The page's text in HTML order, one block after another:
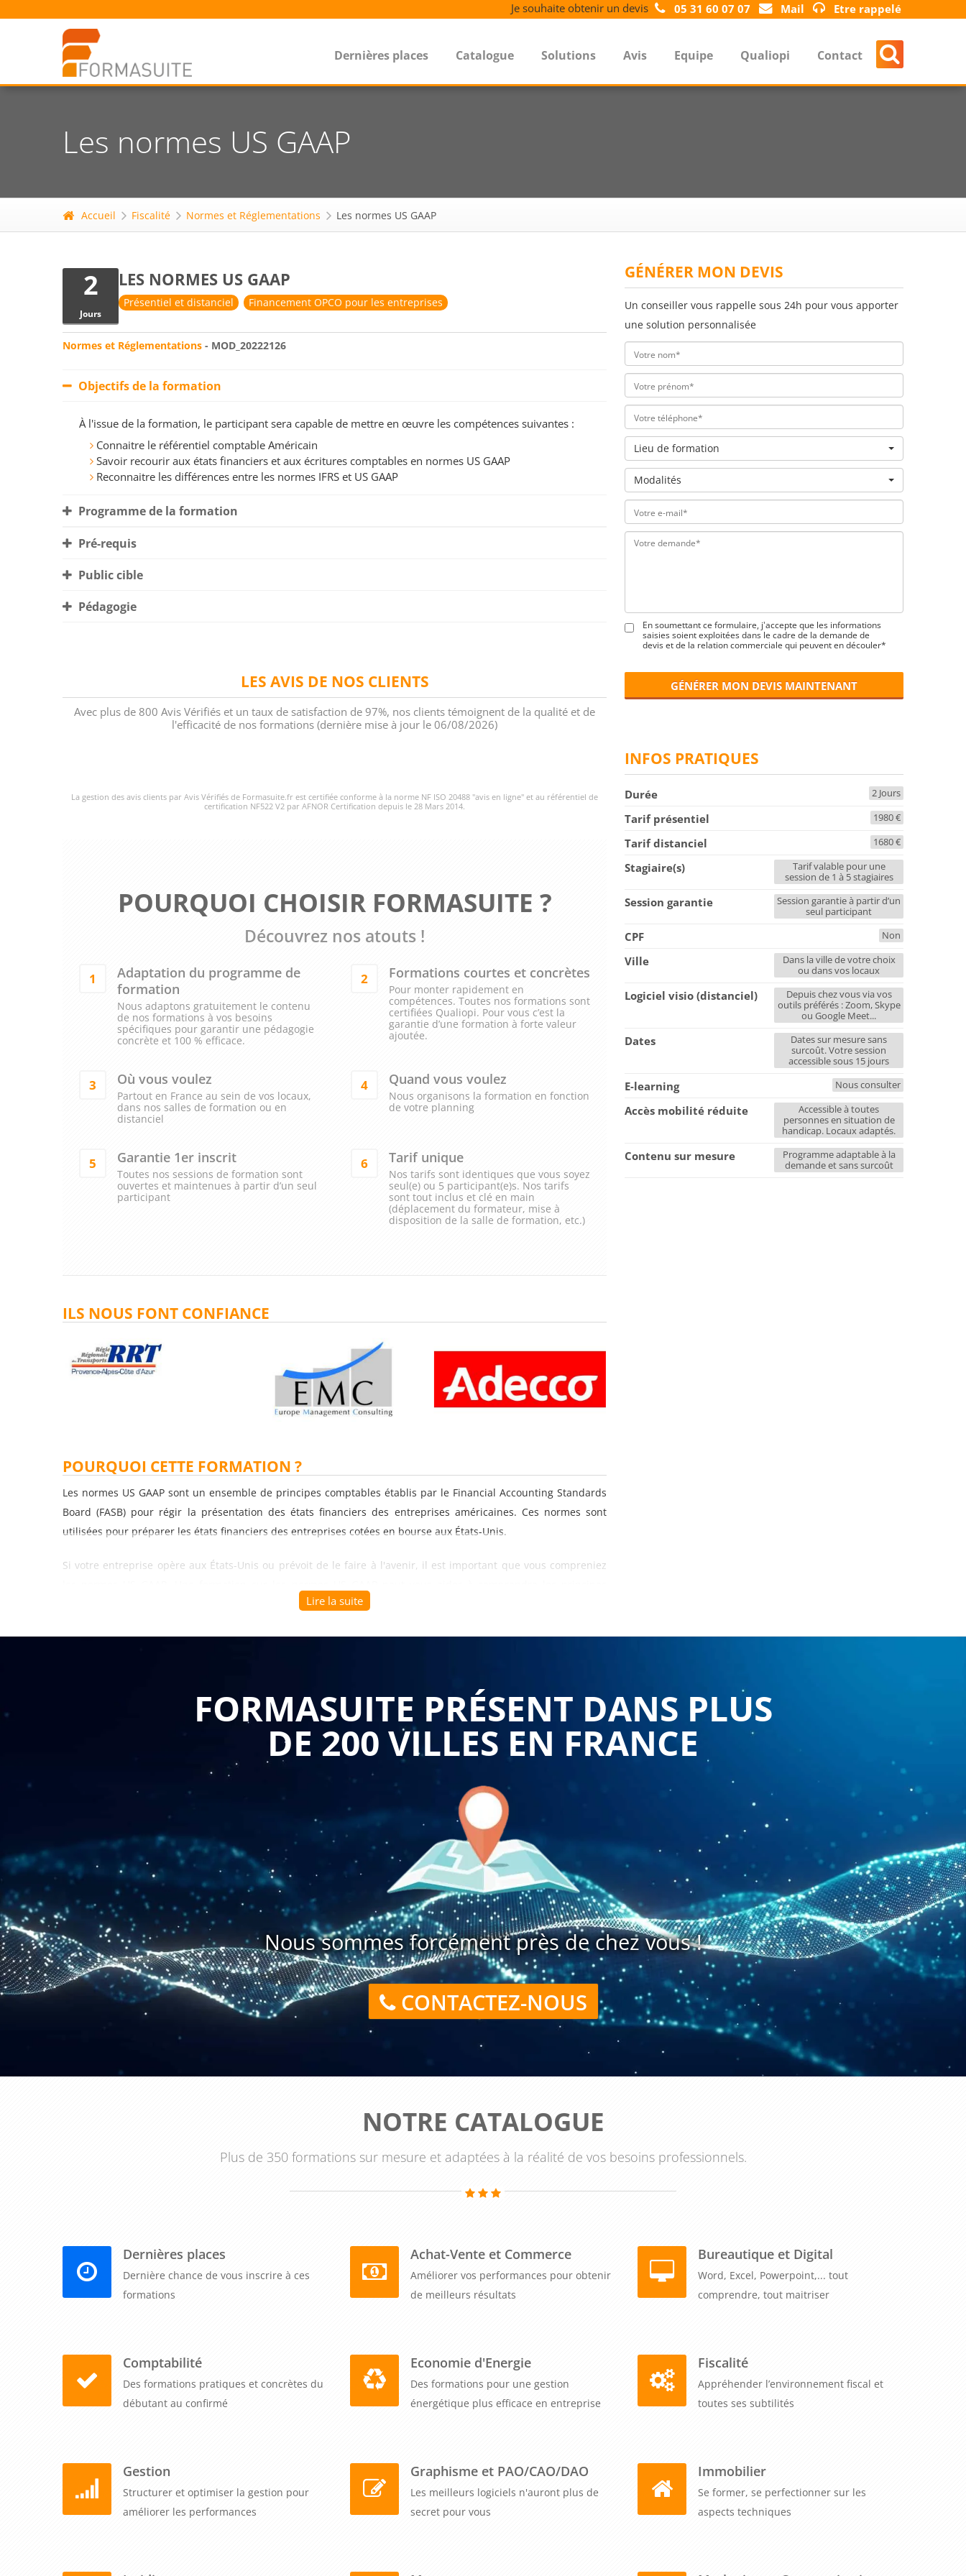
Je souhaite obtenir un devis 05 31 60 07 07 Mail Etre rappelé
Dernières places Catalogue Solutions Avis Equipe Qualiopi Contact
Les normes US GAAP
Accueil Fiscalité Normes et Réglementations Les normes US GAAP
2
Jours
LES NORMES US GAAP
Présentiel et distanciel Financement OPCO pour les entreprises
Normes et Réglementations - MOD_20222126
Objectifs de la formation
À l'issue de la formation, le participant sera capable de mettre en œuvre les compétences suivantes :
Connaitre le référentiel comptable Américain
Savoir recourir aux états financiers et aux écritures comptables en normes US GAAP
Reconnaitre les différences entre les normes IFRS et US GAAP
Programme de la formation
Pré-requis
Public cible
Pédagogie
LES AVIS DE NOS CLIENTS
Avec plus de 800 Avis Vérifiés et un taux de satisfaction de 97%, nos clients témoignent de la qualité et de
l'efficacité de nos formations (dernière mise à jour le 06/08/2026)
La gestion des avis clients par Avis Vérifiés de Formasuite.fr est certifiée conforme à la norme NF ISO 20488 "avis en ligne" et au référentiel de
certification NF522 V2 par AFNOR Certification depuis le 28 Mars 2014.
POURQUOI CHOISIR FORMASUITE ?
Découvrez nos atouts !
1
Adaptation du programme de
formation
Nous adaptons gratuitement le contenu
de nos formations à vos besoins
spécifiques pour garantir une pédagogie
concrète et 100 % efficace.
2 Formations courtes et concrètes
Pour monter rapidement en
compétences. Toutes nos formations sont
certifiées Qualiopi. Pour vous c’est la
garantie d’une formation à forte valeur
ajoutée.
3 Où vous voulez
Partout en France au sein de vos locaux,
dans nos salles de formation ou en
distanciel
4 Quand vous voulez
Nous organisons la formation en fonction
de votre planning
5 Garantie 1er inscrit
Toutes nos sessions de formation sont
ouvertes et maintenues à partir d’un seul
participant
6 Tarif unique
Nos tarifs sont identiques que vous soyez
seul(e) ou 5 participant(e)s. Nos tarifs
sont tout inclus et clé en main
(déplacement du formateur, mise à
disposition de la salle de formation, etc.)
ILS NOUS FONT CONFIANCE
POURQUOI CETTE FORMATION ?
Les normes US GAAP sont un ensemble de principes comptables établis par le Financial Accounting Standards
Board (FASB) pour régir la présentation des états financiers des entreprises américaines. Ces normes sont
utilisées pour préparer les états financiers des entreprises cotées en bourse aux États-Unis.
Si votre entreprise opère aux États-Unis ou prévoit de le faire à l'avenir, il est important que vous compreniez
comptables et les pratiques recommandées qui sont utilisés pour préparer les états financiers selon les normes
financiers et les exigences en matière de divulgation.
Une compréhension solide des normes US GAAP peut vous aider à vous conformer aux règles comptables et à
éviter les erreurs coûteuses dans la présentation de vos états financiers. En outre, cela peut renforcer la
crédibilité de votre entreprise auprès des investisseurs et des partenaires commerciaux en démontrant votre
engagement à respecter les normes comptables les plus rigoureuses.
En résumé, une formation sur les normes US GAAP peut aider les entreprises à opérer aux États-Unis ou à faire
des affaires avec des entreprises américaines. Elle permet de mieux comprendre les principes comptables et les
pratiques recommandées utilisés pour préparer les états financiers selon les normes américaines, et ainsi
garantir la conformité aux règles comptables et renforcer la crédibilité de l'entreprise.
Lire la suite
GÉNÉRER MON DEVIS
Un conseiller vous rappelle sous 24h pour vous apporter
une solution personnalisée
Lieu de formation
Modalités
En soumettant ce formulaire, j'accepte que les informations
saisies soient exploitées dans le cadre de la demande de
devis et de la relation commerciale qui peuvent en découler*
GÉNÉRER MON DEVIS MAINTENANT
INFOS PRATIQUES
Durée 2 Jours
Tarif présentiel 1980 €
Tarif distanciel 1680 €
Stagiaire(s)
Tarif valable pour une
session de 1 à 5 stagiaires
Session garantie
Session garantie à partir d’un
seul participant
CPF Non
Ville
Dans la ville de votre choix
ou dans vos locaux
Logiciel visio (distanciel)
Depuis chez vous via vos
outils préférés : Zoom, Skype
ou Google Meet...
Dates
Dates sur mesure sans
surcoût. Votre session
accessible sous 15 jours
E-learning Nous consulter
Accès mobilité réduite
Accessible à toutes
personnes en situation de
handicap. Locaux adaptés.
Contenu sur mesure
Programme adaptable à la
demande et sans surcoût
FORMASUITE PRÉSENT DANS PLUS
DE 200 VILLES EN FRANCE
Nous sommes forcément près de chez vous !
CONTACTEZ-NOUS
NOTRE CATALOGUE
Plus de 350 formations sur mesure et adaptées à la réalité de vos besoins professionnels.
Dernières places
Dernière chance de vous inscrire à ces
formations
Achat-Vente et Commerce
Améliorer vos performances pour obtenir
de meilleurs résultats
Bureautique et Digital
Word, Excel, Powerpoint,... tout
comprendre, tout maitriser
Comptabilité
Des formations pratiques et concrètes du
débutant au confirmé
Economie d'Energie
Des formations pour une gestion
énergétique plus efficace en entreprise
Fiscalité
Appréhender l’environnement fiscal et
toutes ses subtilités
Gestion
Structurer et optimiser la gestion pour
améliorer les performances
Graphisme et PAO/CAO/DAO
Les meilleurs logiciels n'auront plus de
secret pour vous
Immobilier
Se former, se perfectionner sur les
aspects techniques